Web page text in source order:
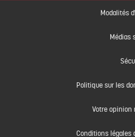
Modalités
Médias
Politique sur les
Votre opinion
Conditions légales